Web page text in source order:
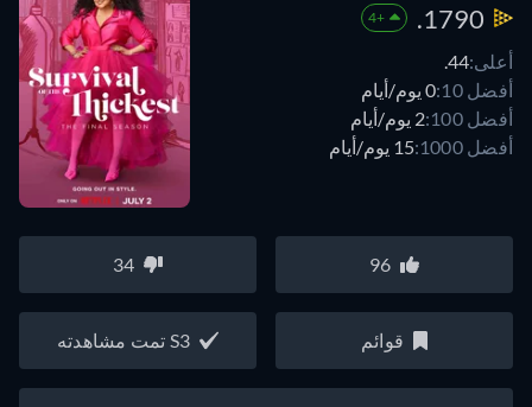
1790.
+4
أعلى:44.
أفضل 10:
0 يوم/أيام
أفضل 100:
2 يوم/أيام
أفضل 1000:
15 يوم/أيام
96
34
قوائم S3 تمت مشاهدته